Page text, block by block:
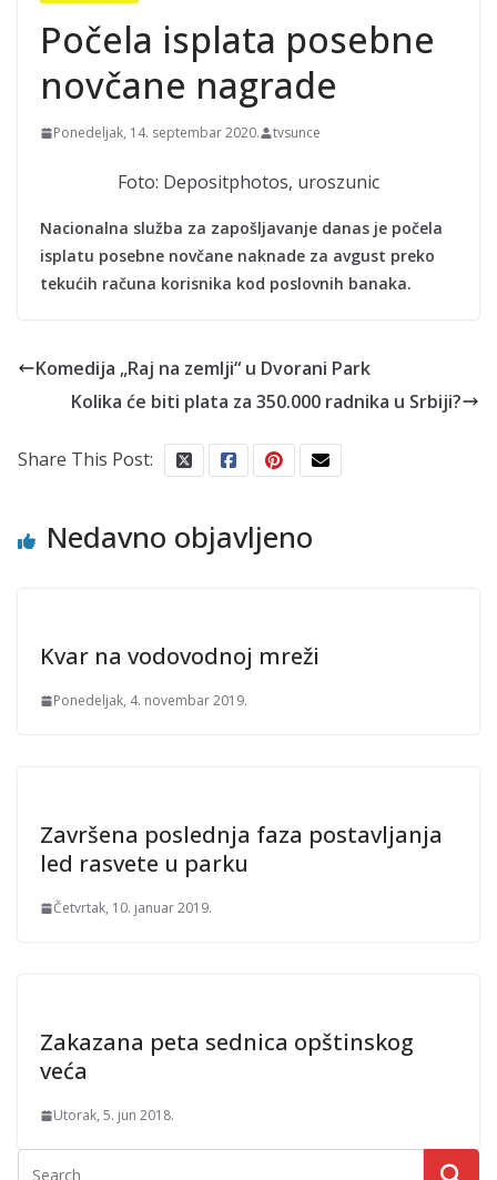
Počela isplata posebne
novčane nagrade
Ponedeljak, 14. septembar 2020. tvsunce
Foto: Depositphotos, uroszunic
Nacionalna služba za zapošljavanje danas je počela
isplatu posebne novčane naknade za avgust preko
tekućih računa korisnika kod poslovnih banaka.
Komedija „Raj na zemlji“ u Dvorani Park
Kolika će biti plata za 350.000 radnika u Srbiji?
Share This Post:
Nedavno objavljeno
Kvar na vodovodnoj mreži
Ponedeljak, 4. novembar 2019.
Završena poslednja faza postavljanja
led rasvete u parku
Četvrtak, 10. januar 2019.
Zakazana peta sednica opštinskog
veća
Utorak, 5. jun 2018.